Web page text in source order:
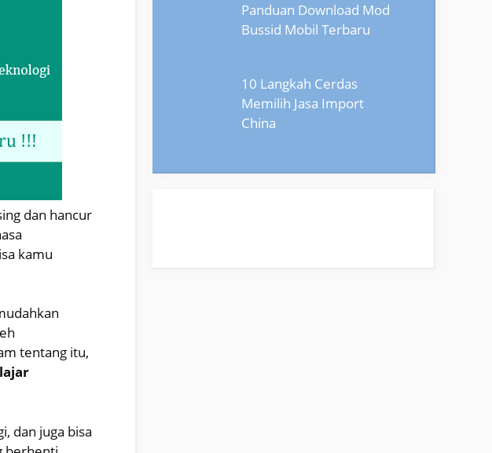
dan hancur
kamu
tentang itu,
dan juga bisa
Panduan Download Mod
Bussid Mobil Terbaru
10 Langkah Cerdas
Memilih Jasa Import
China